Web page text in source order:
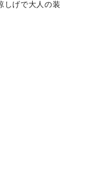
しげで大人の装